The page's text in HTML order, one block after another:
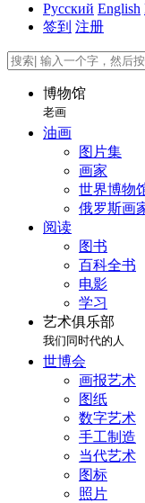
Русский English
签到 注册
博物馆
老画
油画
图片集
画家
世界博物
俄罗斯画
阅读
图书
百科全书
电影
学习
艺术俱乐部
我们同时代的人
世博会
画报艺术
图纸
数字艺术
手工制造
当代艺术
图标
照片